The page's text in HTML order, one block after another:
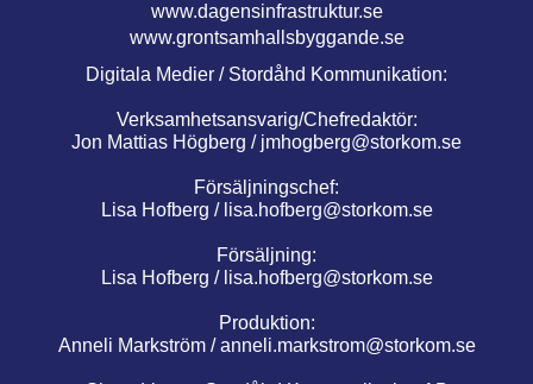
www.dagensinfrastruktur.se
www.grontsamhallsbyggande.se
Digitala Medier / Stordåhd Kommunikation:
Verksamhetsansvarig/Chefredaktör:
Jon Mattias Högberg / jmhogberg@storkom.se
Försäljningschef:
Lisa Hofberg / lisa.hofberg@storkom.se
Försäljning:
Lisa Hofberg / lisa.hofberg@storkom.se
Produktion:
Anneli Markström /anneli.markstrom@storkom.se